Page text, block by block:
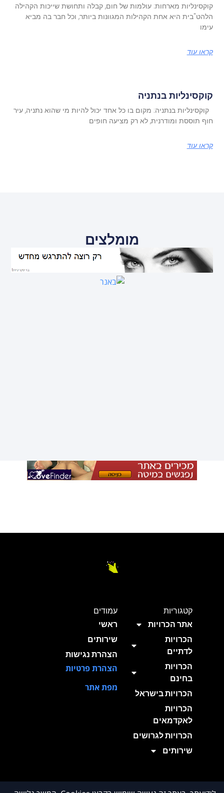
קוקסינליות מארחות: עולמות של חום, קבלה ותחושת שייכות הקהילה
הלהט"בית היא אחת הקהילות המגוונות ביותר, וכל חבר בה מביא
עימו
קראו עוד
קוקסינליות בנתניה
קוקסינליות בנתניה: מקום בו כל אחד יכול להיות מי שהוא נתניה, עיר
חוף תוססת ומודרנית, לא רק מציעה חופים
קראו עוד
מומלצים
קטגוריות
אתר הכרויות
הכרויות
לדתיים
הכרויות
בחינם
הכרויות בישראל
הכרויות
לאקדמאים
הכרויות לגרושים
שירותים
עמודים
ראשי
שירותים
הצהרת נגישות
הצהרת פרטיות
מפת אתר